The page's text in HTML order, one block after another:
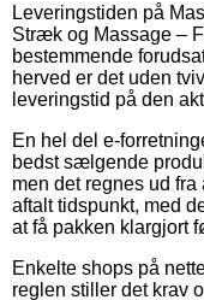
Leveringstiden på
Stræk og Massage –
bestemmende
herved er det uden
leveringstid på den
En hel del e-
bedst sælgende
men det regnes ud
aftalt tidspunkt, med
at få pakken klargjort
Enkelte shops på
reglen stiller det krav